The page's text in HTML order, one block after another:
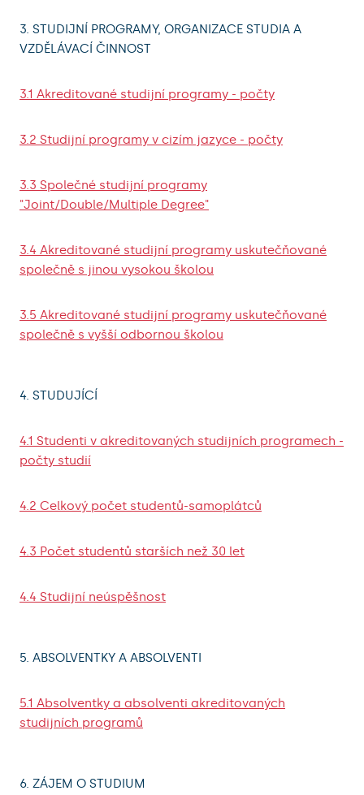
3. STUDIJNÍ PROGRAMY, ORGANIZACE STUDIA A
VZDĚLÁVACÍ ČINNOST
3.1 Akreditované studijní programy - počty
3.2 Studijní programy v cizím jazyce - počty
3.3 Společné studijní programy
"Joint/Double/Multiple Degree"
3.4 Akreditované studijní programy uskutečňované
společně s jinou vysokou školou
3.5 Akreditované studijní programy uskutečňované
společně s vyšší odbornou školou
4. STUDUJÍCÍ
4.1 Studenti v akreditovaných studijních programech -
počty studií
4.2 Celkový počet studentů-samoplátců
4.3 Počet studentů starších než 30 let
4.4 Studijní neúspěšnost
5. ABSOLVENTKY A ABSOLVENTI
5.1 Absolventky a absolventi akreditovaných
studijních programů
6. ZÁJEM O STUDIUM